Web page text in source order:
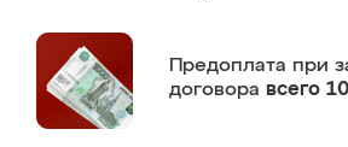
Предоплата при
договора всего